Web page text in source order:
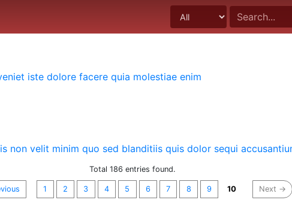
iste dolore facere quia molestiae enim
non velit minim quo sed blanditiis quis dolor sequi
Total 186 entries found.
1 2 3 4 5 6 7 8 9 10 Next →